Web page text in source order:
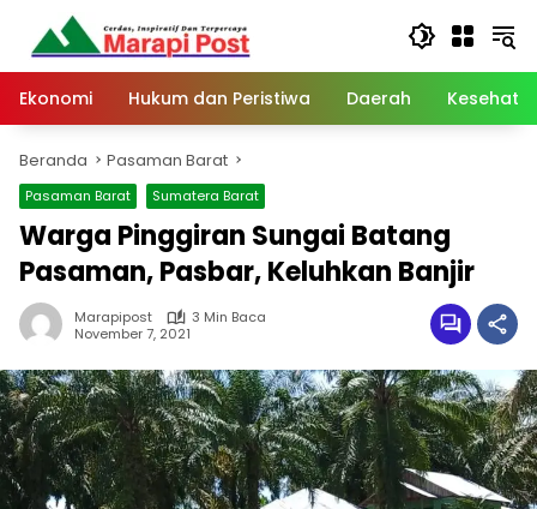
Langsung
konten
Ekonomi
Hukum dan Peristiwa Daerah
Beranda Pasaman Barat
Pasaman Barat Sumatera Barat
Warga Pinggiran Sungai Batang
Pasaman, Pasbar, Keluhkan Banjir
Marapipost
3 Min Baca
November 7, 2021